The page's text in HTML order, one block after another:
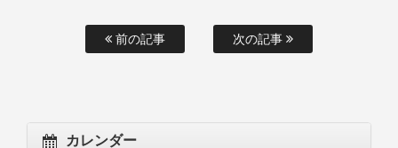
前の記事 次の記事
カレンダー